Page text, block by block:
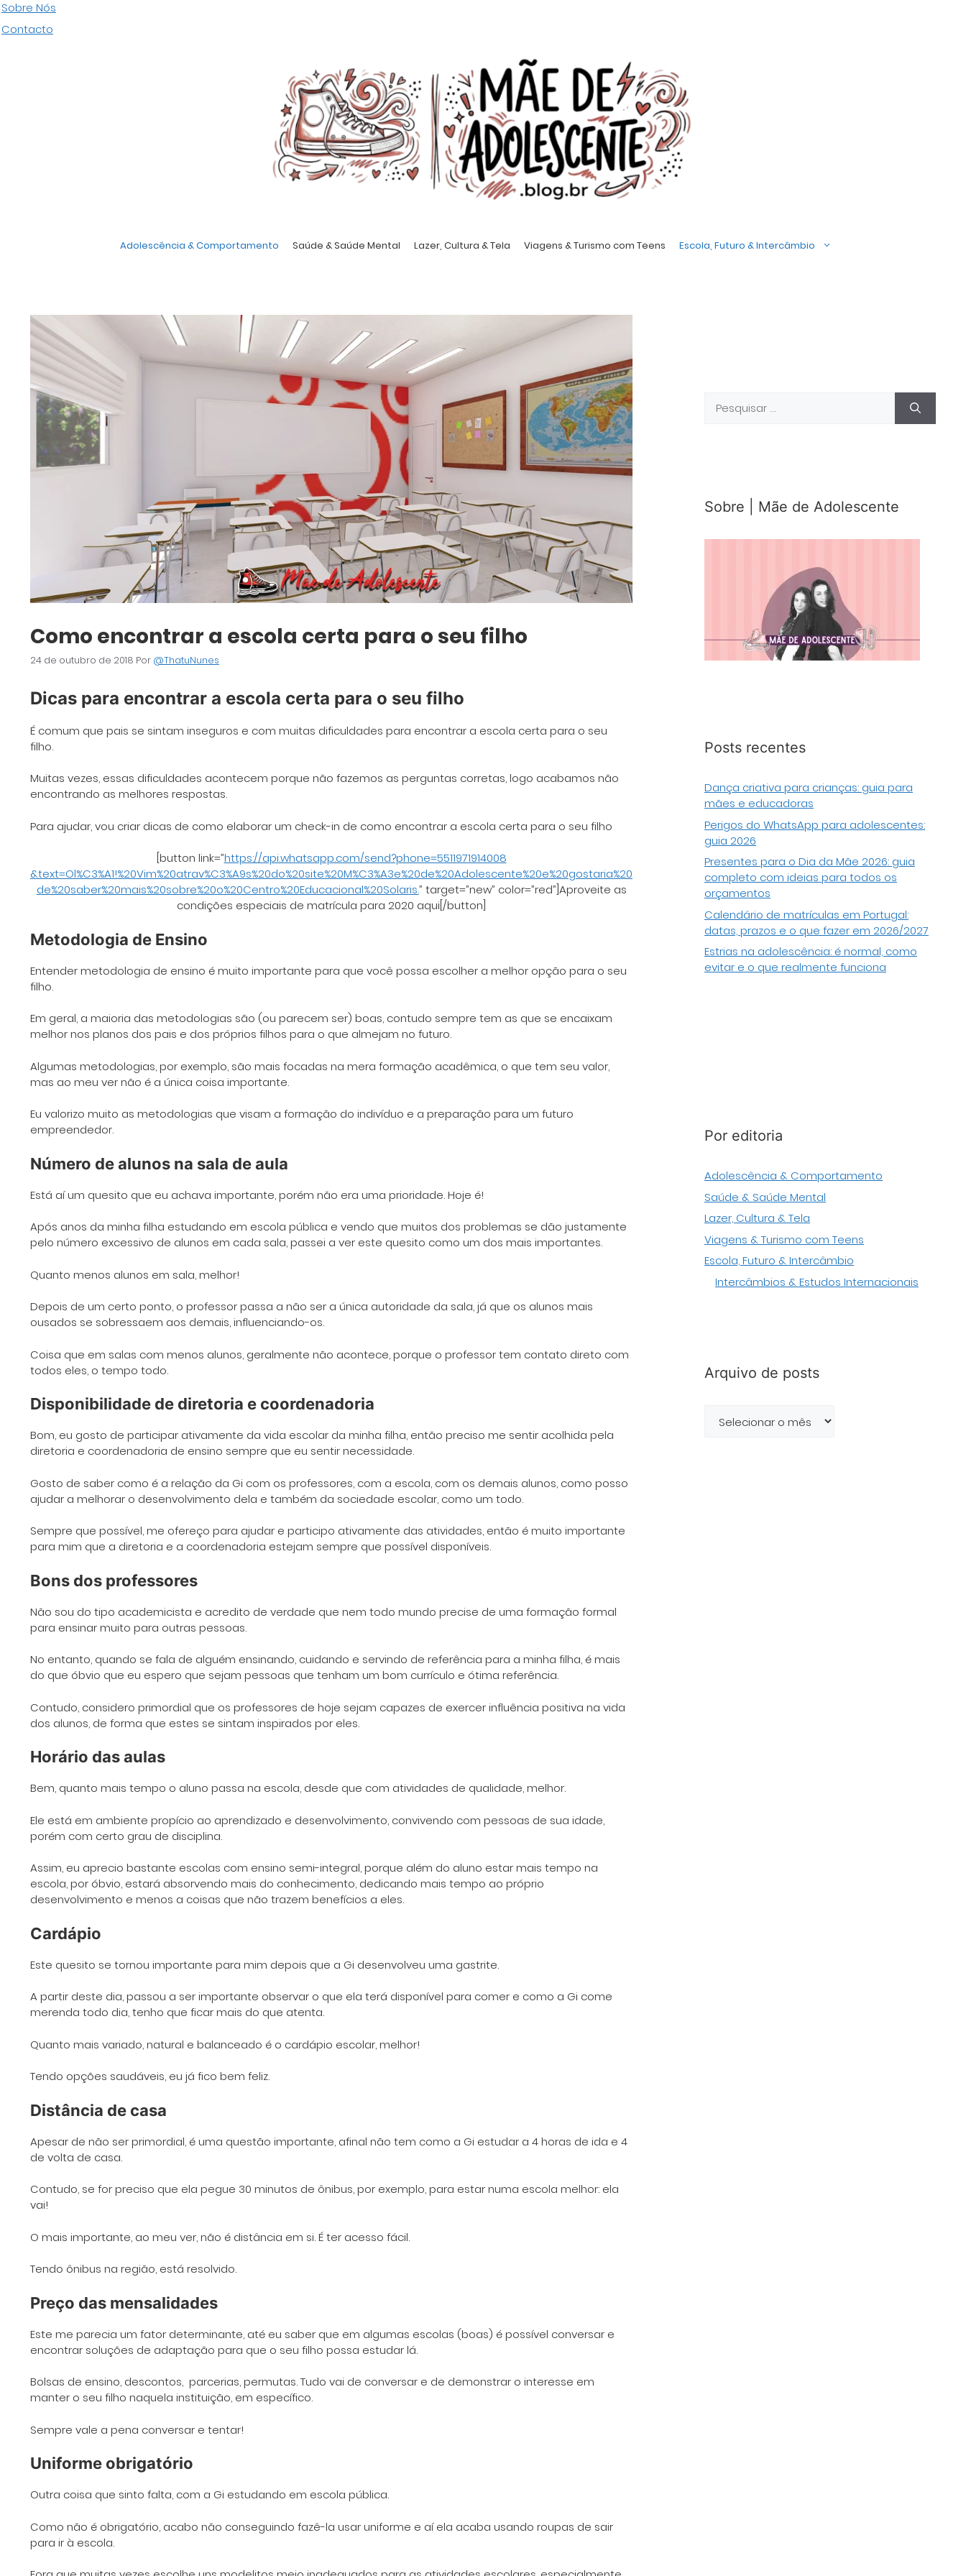
Pular
para
o
Sobre Nós
Contacto
Adolescência & Comportamento Saúde & Saúde Mental Lazer, Cultura & Tela Viagens & Turismo com Teens Escola, Futuro & Intercâmbio
Como encontrar a escola certa para o seu filho
24 de outubro de 2018 Por @ThatuNunes
Dicas para encontrar a escola certa para o seu filho
É comum que pais se sintam inseguros e com muitas dificuldades para encontrar a escola certa para o seu
filho.
Muitas vezes, essas dificuldades acontecem porque não fazemos as perguntas corretas, logo acabamos não
encontrando as melhores respostas.
Para ajudar, vou criar dicas de como elaborar um check-in de como encontrar a escola certa para o seu filho
[button link=”https://api.whatsapp.com/send?phone=5511971914008
&text=Ol%C3%A1!%20Vim%20atrav%C3%A9s%20do%20site%20M%C3%A3e%20de%20Adolescente%20e%20gostaria%20
de%20saber%20mais%20sobre%20o%20Centro%20Educacional%20Solaris.” target=”new” color=”red”]Aproveite as
condições especiais de matrícula para 2020 aqui[/button]
Metodologia de Ensino
Entender metodologia de ensino é muito importante para que você possa escolher a melhor opção para o seu
filho.
Em geral, a maioria das metodologias são (ou parecem ser) boas, contudo sempre tem as que se encaixam
melhor nos planos dos pais e dos próprios filhos para o que almejam no futuro.
Algumas metodologias, por exemplo, são mais focadas na mera formação acadêmica, o que tem seu valor,
mas ao meu ver não é a única coisa importante.
Eu valorizo muito as metodologias que visam a formação do indivíduo e a preparação para um futuro
empreendedor.
Número de alunos na sala de aula
Está aí um quesito que eu achava importante, porém não era uma prioridade. Hoje é!
Após anos da minha filha estudando em escola pública e vendo que muitos dos problemas se dão justamente
pelo número excessivo de alunos em cada sala, passei a ver este quesito como um dos mais importantes.
Quanto menos alunos em sala, melhor!
Depois de um certo ponto, o professor passa a não ser a única autoridade da sala, já que os alunos mais
ousados se sobressaem aos demais, influenciando-os.
Coisa que em salas com menos alunos, geralmente não acontece, porque o professor tem contato direto com
todos eles, o tempo todo.
Disponibilidade de diretoria e coordenadoria
Bom, eu gosto de participar ativamente da vida escolar da minha filha, então preciso me sentir acolhida pela
diretoria e coordenadoria de ensino sempre que eu sentir necessidade.
Gosto de saber como é a relação da Gi com os professores, com a escola, com os demais alunos, como posso
ajudar a melhorar o desenvolvimento dela e também da sociedade escolar, como um todo.
Sempre que possível, me ofereço para ajudar e participo ativamente das atividades, então é muito importante
para mim que a diretoria e a coordenadoria estejam sempre que possível disponíveis.
Bons dos professores
Não sou do tipo academicista e acredito de verdade que nem todo mundo precise de uma formação formal
para ensinar muito para outras pessoas.
No entanto, quando se fala de alguém ensinando, cuidando e servindo de referência para a minha filha, é mais
do que óbvio que eu espero que sejam pessoas que tenham um bom currículo e ótima referência.
Contudo, considero primordial que os professores de hoje sejam capazes de exercer influência positiva na vida
dos alunos, de forma que estes se sintam inspirados por eles.
Horário das aulas
Bem, quanto mais tempo o aluno passa na escola, desde que com atividades de qualidade, melhor.
Ele está em ambiente propício ao aprendizado e desenvolvimento, convivendo com pessoas de sua idade,
porém com certo grau de disciplina.
Assim, eu aprecio bastante escolas com ensino semi-integral, porque além do aluno estar mais tempo na
escola, por óbvio, estará absorvendo mais do conhecimento, dedicando mais tempo ao próprio
desenvolvimento e menos a coisas que não trazem benefícios a eles.
Cardápio
Este quesito se tornou importante para mim depois que a Gi desenvolveu uma gastrite.
A partir deste dia, passou a ser importante observar o que ela terá disponível para comer e como a Gi come
merenda todo dia, tenho que ficar mais do que atenta.
Quanto mais variado, natural e balanceado é o cardápio escolar, melhor!
Tendo opções saudáveis, eu já fico bem feliz.
Distância de casa
Apesar de não ser primordial, é uma questão importante, afinal não tem como a Gi estudar a 4 horas de ida e 4
de volta de casa.
Contudo, se for preciso que ela pegue 30 minutos de ônibus, por exemplo, para estar numa escola melhor: ela
vai!
O mais importante, ao meu ver, não é distância em si. É ter acesso fácil.
Tendo ônibus na região, está resolvido.
Preço das mensalidades
Este me parecia um fator determinante, até eu saber que em algumas escolas (boas) é possível conversar e
encontrar soluções de adaptação para que o seu filho possa estudar lá.
Bolsas de ensino, descontos, parcerias, permutas. Tudo vai de conversar e de demonstrar o interesse em
manter o seu filho naquela instituição, em específico.
Sempre vale a pena conversar e tentar!
Uniforme obrigatório
Outra coisa que sinto falta, com a Gi estudando em escola pública.
Como não é obrigatório, acabo não conseguindo fazê-la usar uniforme e aí ela acaba usando roupas de sair
para ir à escola.
por:
Sobre | Mãe de Adolescente
Posts recentes
Dança criativa para crianças: guia para
mães e educadoras
Perigos do WhatsApp para adolescentes:
guia 2026
Presentes para o Dia da Mãe 2026: guia
completo com ideias para todos os
orçamentos
Calendário de matrículas em Portugal:
datas, prazos e o que fazer em 2026/2027
Estrias na adolescência: é normal, como
evitar e o que realmente funciona
Por editoria
Adolescência & Comportamento
Saúde & Saúde Mental
Lazer, Cultura & Tela
Viagens & Turismo com Teens
Escola, Futuro & Intercâmbio
Intercâmbios & Estudos Internacionais
Arquivo de posts